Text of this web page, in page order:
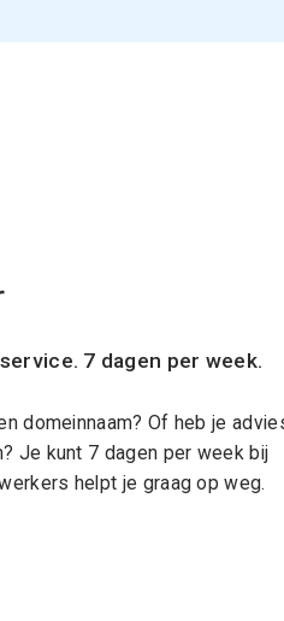
7 dagen per week.
domeinnaam? Of heb je
Je kunt 7 dagen per week bij
helpt je graag op weg.